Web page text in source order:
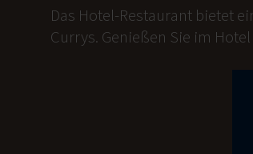
Das Hotel-Restaurant bietet
Currys. Genießen Sie im